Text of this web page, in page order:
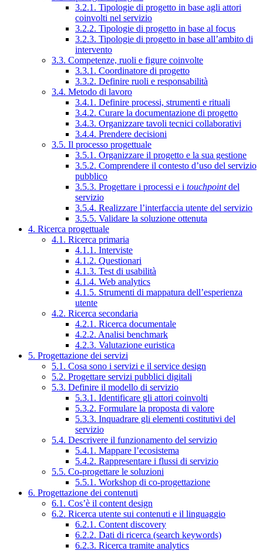
3.2.1. Tipologie di progetto in base agli attori
coinvolti nel servizio
3.2.2. Tipologie di progetto in base al focus
3.2.3. Tipologie di progetto in base all’ambito di
intervento
3.3. Competenze, ruoli e figure coinvolte
3.3.1. Coordinatore di progetto
3.3.2. Definire ruoli e responsabilità
3.4. Metodo di lavoro
3.4.1. Definire processi, strumenti e rituali
3.4.2. Curare la documentazione di progetto
3.4.3. Organizzare tavoli tecnici collaborativi
3.4.4. Prendere decisioni
3.5. Il processo progettuale
3.5.1. Organizzare il progetto e la sua gestione
3.5.2. Comprendere il contesto d’uso del servizio
pubblico
3.5.3. Progettare i processi e i touchpointdel
servizio
3.5.4. Realizzare l’interfaccia utente del servizio
3.5.5. Validare la soluzione ottenuta
4. Ricerca progettuale
4.1. Ricerca primaria
4.1.1. Interviste
4.1.2. Questionari
4.1.3. Test di usabilità
4.1.4. Web analytics
4.1.5. Strumenti di mappatura dell’esperienza
utente
4.2. Ricerca secondaria
4.2.1. Ricerca documentale
4.2.2. Analisi benchmark
4.2.3. Valutazione euristica
5. Progettazione dei servizi
5.1. Cosa sono i servizi e il service design
5.2. Progettare servizi pubblici digitali
5.3. Definire il modello di servizio
5.3.1. Identificare gli attori coinvolti
5.3.2. Formulare la proposta di valore
5.3.3. Inquadrare gli elementi costitutivi del
servizio
5.4. Descrivere il funzionamento del servizio
5.4.1. Mappare l’ecosistema
5.4.2. Rappresentare i flussi di servizio
5.5. Co-progettare le soluzioni
5.5.1. Workshop di co-progettazione
6. Progettazione dei contenuti
6.1. Cos’è il content design
6.2. Ricerca utente sui contenuti e il linguaggio
6.2.1. Content discovery
6.2.2. Dati di ricerca (search keywords)
6.2.3. Ricerca tramite analytics